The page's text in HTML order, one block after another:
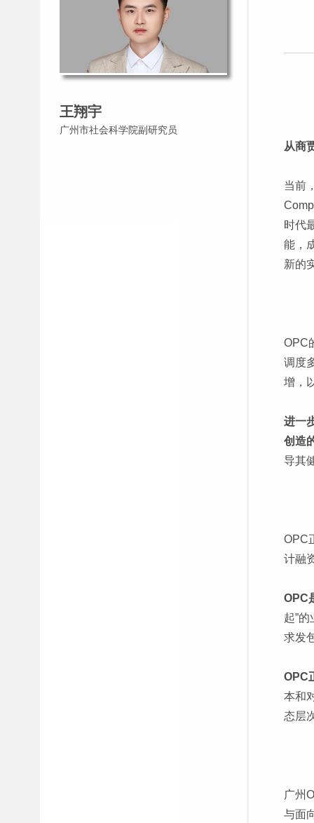
王翔宇
广州市社会科学院副研究员
从商
当前
时代
能，
新的
OPC
调度
增，
进一
创造
导其
OPC
计融
OPC
起”
求发
OPC
本和
态层
广州
与面